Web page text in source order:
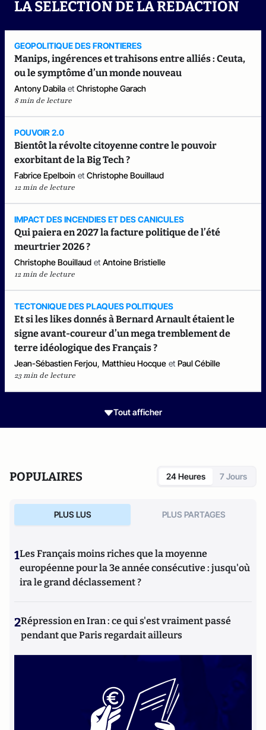
LA SELECTION DE LA REDACTION
GEOPOLITIQUE DES FRONTIERES
Manips, ingérences et trahisons entre alliés : Ceuta,
ou le symptôme d’un monde nouveau
Antony Dabila et Christophe Garach
8 min de lecture
POUVOIR 2.0
Bientôt la révolte citoyenne contre le pouvoir
exorbitant de la Big Tech ?
Fabrice Epelboin et Christophe Bouillaud
12 min de lecture
IMPACT DES INCENDIES ET DES CANICULES
Qui paiera en 2027 la facture politique de l’été
meurtrier 2026 ?
Christophe Bouillaud et Antoine Bristielle
12 min de lecture
TECTONIQUE DES PLAQUES POLITIQUES
Et si les likes donnés à Bernard Arnault étaient le
signe avant-coureur d’un mega tremblement de
terre idéologique des Français ?
Jean-Sébastien Ferjou, Matthieu Hocque et Paul Cébille
23 min de lecture
Tout afficher
POPULAIRES 24 Heures 7 Jours
PLUS LUS PLUS PARTAGES
1Les Français moins riches que la moyenne
européenne pour la 3e année consécutive : jusqu'où
ira le grand déclassement ?
2Répression en Iran : ce qui s'est vraiment passé
pendant que Paris regardait ailleurs